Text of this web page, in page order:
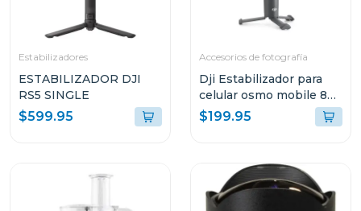
Estabilizadores
ESTABILIZADOR DJI
RS5 SINGLE
$599.95
Accesorios de fotografía
Dji Estabilizador para
celular osmo mobile 8
s308
$199.95